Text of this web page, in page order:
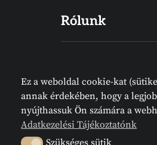
Rólunk
Igéje, amelyet
ugyan, de nem
Meg van írva. Az Írás
Ez a weboldal cookie-kat
annak érdekében, hogy a
nyújthassuk Ön számára a
Adatkezelési Tájékoztatónk
Szükséges sütik